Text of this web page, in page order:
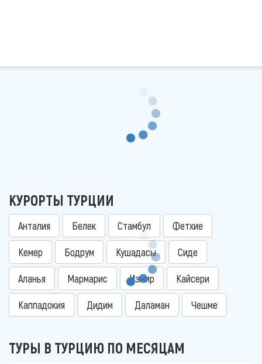
КУРОРТЫ ТУРЦИИ
Анталия Белек Стамбул Фетхие
Кемер Бодрум Кушадасы Сиде
Аланья Мармарис Измир Кайсери
Каппадокия Дидим Даламан Чешме
ТУРЫ В ТУРЦИЮ ПО МЕСЯЦАМ